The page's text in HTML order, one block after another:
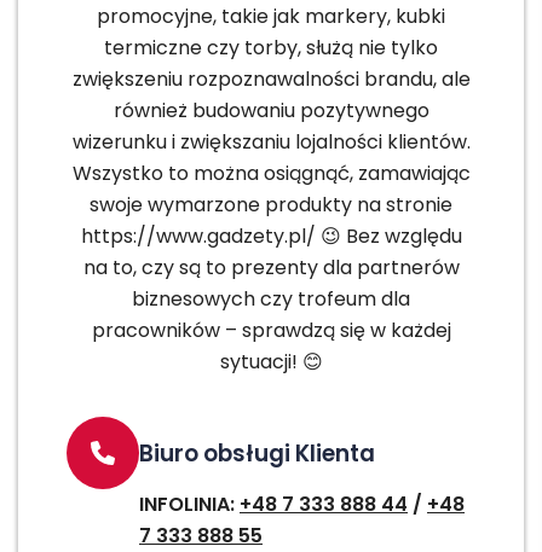
promocyjne, takie jak markery, kubki
termiczne czy torby, służą nie tylko
zwiększeniu rozpoznawalności brandu, ale
również budowaniu pozytywnego
wizerunku i zwiększaniu lojalności klientów.
Wszystko to można osiągnąć, zamawiając
swoje wymarzone produkty na stronie
https://www.gadzety.pl/ 😉 Bez względu
na to, czy są to prezenty dla partnerów
biznesowych czy trofeum dla
pracowników – sprawdzą się w każdej
sytuacji! 😊
Biuro obsługi Klienta
INFOLINIA: +48 7 333 888 44 / +48
7 333 888 55